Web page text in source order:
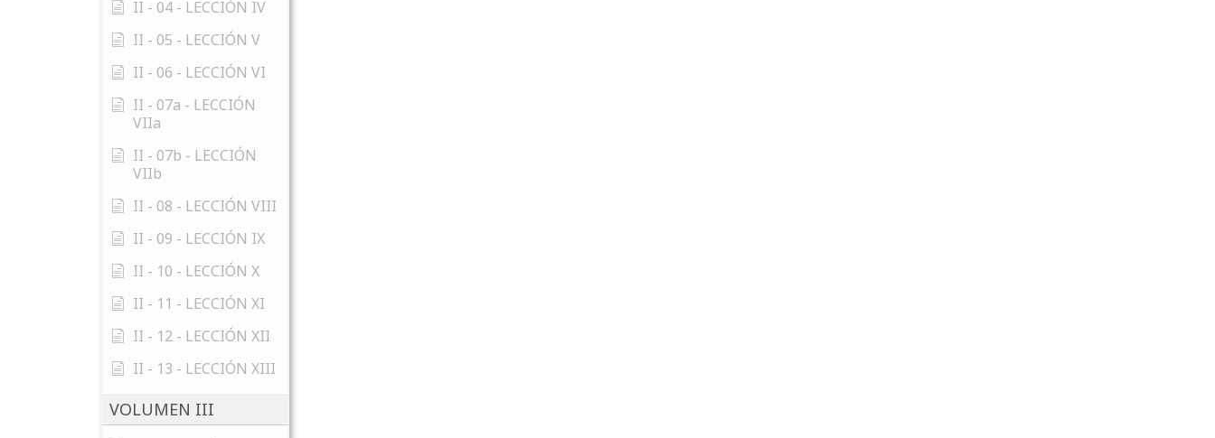
II - 04 - LECCIÓN IV
II - 05 - LECCIÓN V
II - 06 - LECCIÓN VI
II - 07a - LECCIÓN
VIIa
II - 07b - LECCIÓN
VIIb
II - 08 - LECCIÓN VIII
II - 09 - LECCIÓN IX
II - 10 - LECCIÓN X
II - 11 - LECCIÓN XI
II - 12 - LECCIÓN XII
II - 13 - LECCIÓN XIII
VOLUMEN III